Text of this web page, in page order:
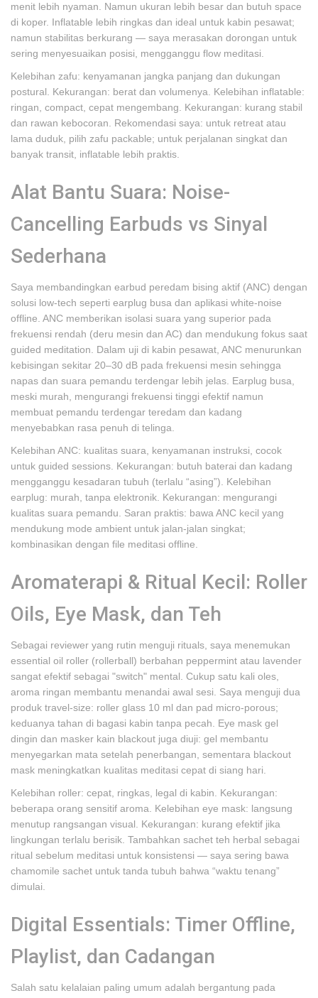
menit lebih nyaman. Namun ukuran lebih besar dan butuh space
di koper. Inflatable lebih ringkas dan ideal untuk kabin pesawat;
namun stabilitas berkurang — saya merasakan dorongan untuk
sering menyesuaikan posisi, mengganggu flow meditasi.
Kelebihan zafu: kenyamanan jangka panjang dan dukungan
postural. Kekurangan: berat dan volumenya. Kelebihan inflatable:
ringan, compact, cepat mengembang. Kekurangan: kurang stabil
dan rawan kebocoran. Rekomendasi saya: untuk retreat atau
lama duduk, pilih zafu packable; untuk perjalanan singkat dan
banyak transit, inflatable lebih praktis.
Alat Bantu Suara: Noise-
Cancelling Earbuds vs Sinyal
Sederhana
Saya membandingkan earbud peredam bising aktif (ANC) dengan
solusi low-tech seperti earplug busa dan aplikasi white-noise
offline. ANC memberikan isolasi suara yang superior pada
frekuensi rendah (deru mesin dan AC) dan mendukung fokus saat
guided meditation. Dalam uji di kabin pesawat, ANC menurunkan
kebisingan sekitar 20–30 dB pada frekuensi mesin sehingga
napas dan suara pemandu terdengar lebih jelas. Earplug busa,
meski murah, mengurangi frekuensi tinggi efektif namun
membuat pemandu terdengar teredam dan kadang
menyebabkan rasa penuh di telinga.
Kelebihan ANC: kualitas suara, kenyamanan instruksi, cocok
untuk guided sessions. Kekurangan: butuh baterai dan kadang
mengganggu kesadaran tubuh (terlalu “asing”). Kelebihan
earplug: murah, tanpa elektronik. Kekurangan: mengurangi
kualitas suara pemandu. Saran praktis: bawa ANC kecil yang
mendukung mode ambient untuk jalan-jalan singkat;
kombinasikan dengan file meditasi offline.
Aromaterapi & Ritual Kecil: Roller
Oils, Eye Mask, dan Teh
Sebagai reviewer yang rutin menguji rituals, saya menemukan
essential oil roller (rollerball) berbahan peppermint atau lavender
sangat efektif sebagai "switch" mental. Cukup satu kali oles,
aroma ringan membantu menandai awal sesi. Saya menguji dua
produk travel-size: roller glass 10 ml dan pad micro-porous;
keduanya tahan di bagasi kabin tanpa pecah. Eye mask gel
dingin dan masker kain blackout juga diuji: gel membantu
menyegarkan mata setelah penerbangan, sementara blackout
mask meningkatkan kualitas meditasi cepat di siang hari.
Kelebihan roller: cepat, ringkas, legal di kabin. Kekurangan:
beberapa orang sensitif aroma. Kelebihan eye mask: langsung
menutup rangsangan visual. Kekurangan: kurang efektif jika
lingkungan terlalu berisik. Tambahkan sachet teh herbal sebagai
ritual sebelum meditasi untuk konsistensi — saya sering bawa
chamomile sachet untuk tanda tubuh bahwa “waktu tenang”
dimulai.
Digital Essentials: Timer Offline,
Playlist, dan Cadangan
Salah satu kelalaian paling umum adalah bergantung pada